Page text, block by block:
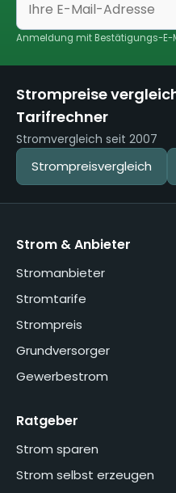
Anmeldung mit Bestätigungs-E-
Strompreise
Tarifrechner
Stromvergleich seit 2007
Strompreisvergleich
Strom & Anbieter
Stromanbieter
Stromtarife
Strompreis
Grundversorger
Gewerbestrom
Ratgeber
Strom sparen
Strom selbst erzeugen